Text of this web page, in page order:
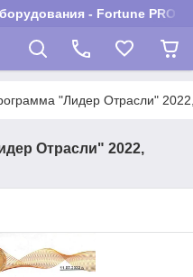
- Fortune PROM
"Лидер Отрасли"
Отрасли" 2022,